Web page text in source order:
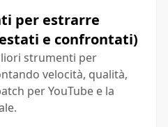
per estrarre
e confrontati)
strumenti per
velocità, qualità,
per YouTube e la